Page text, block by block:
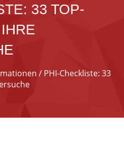
33 TOP-
/ PHI-Checkliste: 33